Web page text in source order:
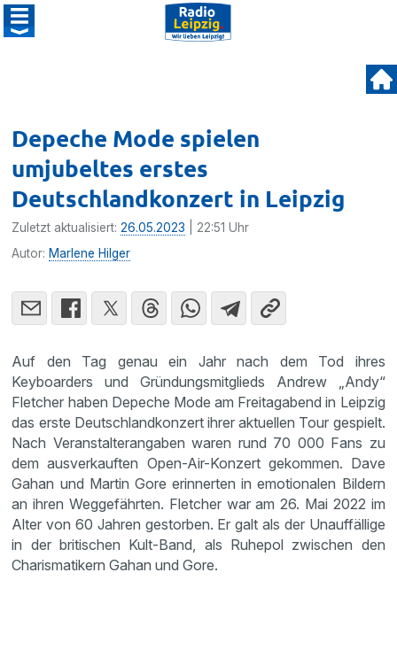
Depeche Mode spielen
umjubeltes erstes
Deutschlandkonzert in Leipzig
Zuletzt aktualisiert:26.05.2023 | 22:51 Uhr
Autor: Marlene Hilger
Auf den Tag genau ein Jahr nach dem Tod ihres
Keyboarders und Gründungsmitglieds Andrew „Andy“
Fletcher haben Depeche Mode am Freitagabend in Leipzig
das erste Deutschlandkonzert ihrer aktuellen Tour gespielt.
Nach Veranstalterangaben waren rund 70 000 Fans zu
dem ausverkauften Open-Air-Konzert gekommen. Dave
Gahan und Martin Gore erinnerten in emotionalen Bildern
an ihren Weggefährten. Fletcher war am 26. Mai 2022 im
Alter von 60 Jahren gestorben. Er galt als der Unauffällige
in der britischen Kult-Band, als Ruhepol zwischen den
Charismatikern Gahan und Gore.